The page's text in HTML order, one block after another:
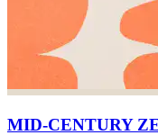
MID-CENTURY